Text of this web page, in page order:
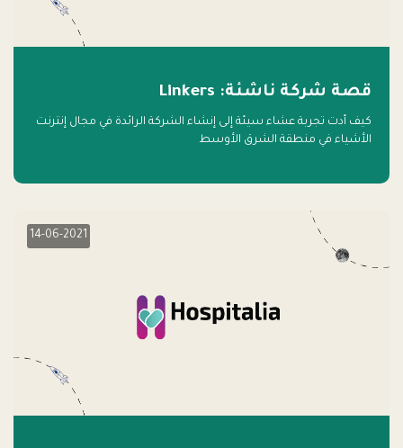
قصة شركة ناشئة: Linkers
كيف أدت تجربة عشاء سيئة إلى إنشاء الشركة الرائدة في مجال إنترنت
الأشياء في منطقة الشرق الأوسط
14-06-2021